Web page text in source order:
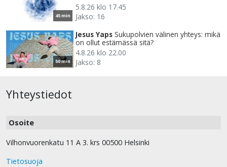
45 min
5.8.26 klo 17.45
Jakso: 16
50 min
Jesus Yaps Sukupolvien välinen yhteys: mikä
on ollut estämässä sitä?
4.8.26 klo 22.00
Jakso: 8
Yhteystiedot
Osoite
Vilhonvuorenkatu 11 A 3. krs 00500 Helsinki
Tietosuoja